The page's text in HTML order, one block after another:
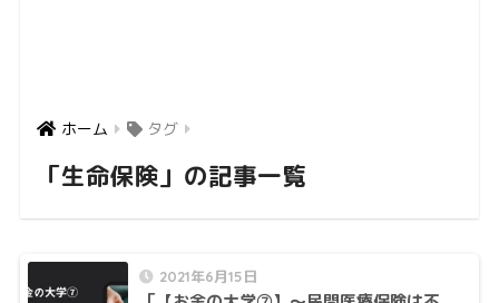
ホーム タグ
「生命保険」の記事一覧
2021年6月15日